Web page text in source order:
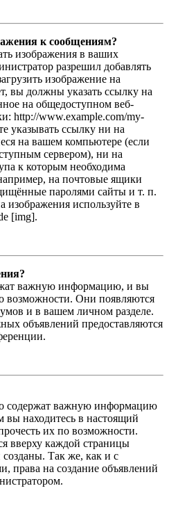
к сообщениям?
изображения в ваших
разрешил добавлять
изображение на
вы должны указать ссылку на
на общедоступном веб-
http://www.example.com/my-
указывать ссылку ни на
на вашем компьютере (если
сервером), ни на
к которым необходима
на почтовые ящики
паролями сайты и т. п.
изображения используйте в
[img].
важную информацию, и вы
возможности. Они появляются
и в вашем личном разделе.
объявлений предоставляются
содержат важную информацию
вы находитесь в настоящий
их по возможности.
вверху каждой страницы
Так же, как и с
права на создание объявлений